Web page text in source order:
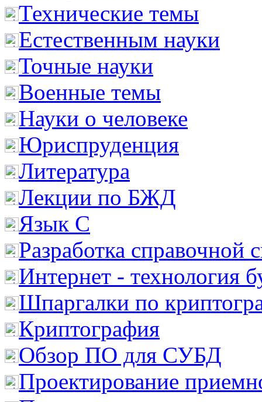
Технические темы
Естественным науки
Точные науки
Военные темы
Науки о человеке
Юриспруденция
Литература
Лекции по БЖД
Язык С
Разработка справочной
Интернет - технология
Шпаргалки по
Криптография
Обзор ПО для СУБД
Проектирование